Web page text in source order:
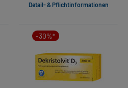
Detail- & Pflichtinformationen
-30%*